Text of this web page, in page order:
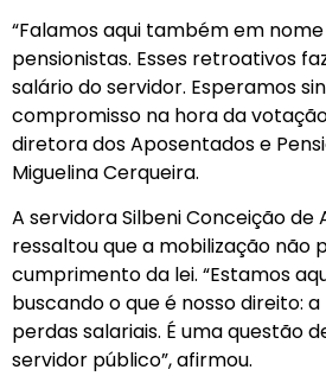
“Falamos aqui também em
pensionistas. Esses retroativos
salário do servidor. Esperamos
compromisso na hora da
diretora dos Aposentados e
Miguelina Cerqueira.
A servidora Silbeni Conceição de
ressaltou que a mobilização não
cumprimento da lei. “Estamos
buscando o que é nosso direito:
perdas salariais. É uma questão
servidor público”, afirmou.